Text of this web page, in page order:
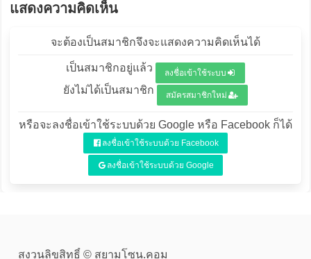
แสดงความคิดเห็น
จะต้องเป็นสมาชิกจึงจะแสดงความคิดเห็นได้
เป็นสมาชิกอยู่แล้ว ลงชื่อเข้าใช้ระบบ
ยังไม่ได้เป็นสมาชิก สมัครสมาชิกใหม่
หรือจะลงชื่อเข้าใช้ระบบด้วย Google หรือ Facebook ก็ได้
ลงชื่อเข้าใช้ระบบด้วย Facebook
ลงชื่อเข้าใช้ระบบด้วย Google
สงวนลิขสิทธิ์ © สยามโซน.คอม